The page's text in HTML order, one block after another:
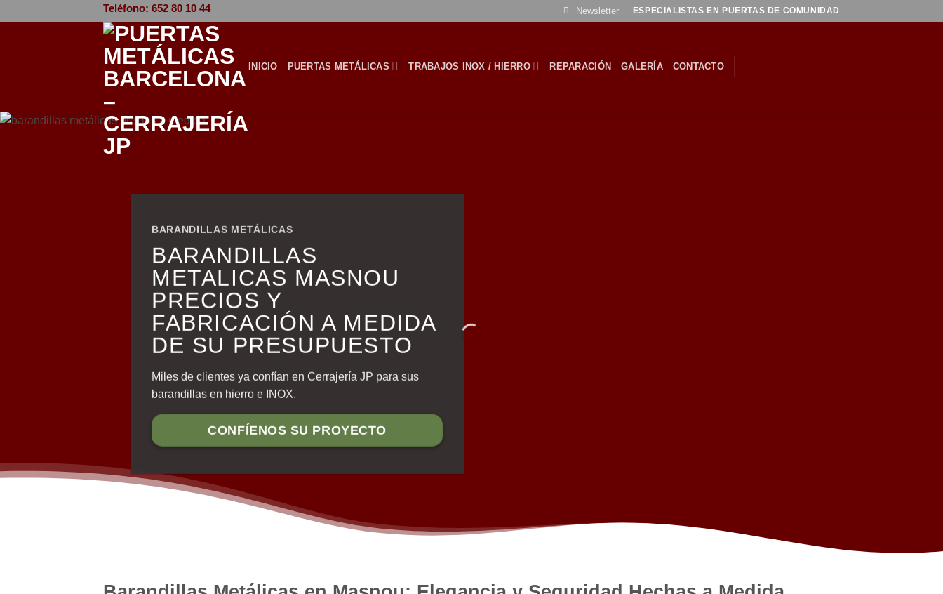
al
Teléfono: 652 80 10 44 Newsletter ESPECIALISTAS EN PUERTAS DE COMUNIDAD
INICIO PUERTAS METÁLICAS TRABAJOS INOX / HIERRO REPARACIÓN GALERÍA CONTACTO
BARANDILLAS METÁLICAS
BARANDILLAS
METALICAS MASNOU
PRECIOS Y
FABRICACIÓN A MEDIDA
DE SU PRESUPUESTO
Miles de clientes ya confían en Cerrajería JP para sus
barandillas en hierro e INOX.
CONFÍENOS SU PROYECTO